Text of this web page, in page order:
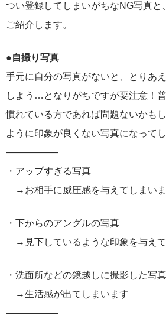
つい登録してしまいがちなNG写真と
ご紹介します。
●自撮り写真
手元に自分の写真がないと、とりあ
しよう…となりがちですが要注意！
慣れている方であれば問題ないかも
ように印象が良くない写真になって
—————–
・アップすぎる写真
→お相手に威圧感を与えてしまい
・下からのアングルの写真
→見下しているような印象を与え
・洗面所などの鏡越しに撮影した写真
→生活感が出てしまいます
—————–